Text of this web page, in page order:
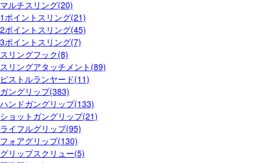
マルチスリング(20)
1ポイントスリング(21)
2ポイントスリング(45)
3ポイントスリング(7)
スリングフック(8)
スリングアタッチメント(89)
ピストルランヤード(11)
ガングリップ(383)
ハンドガングリップ(133)
ショットガングリップ(21)
ライフルグリップ(95)
フォアグリップ(130)
グリップスクリュー(5)